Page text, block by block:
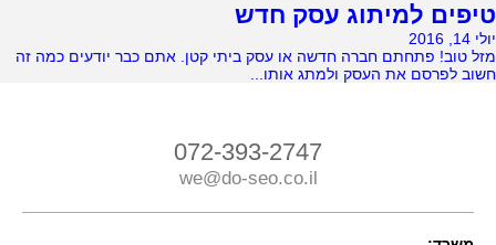
‫טיפים למיתוג עסק חדש
יולי 14, 2016
מזל טוב! פתחתם חברה חדשה או עסק ביתי קטן. אתם כבר יודעים כמה זה
חשוב לפרסם את העסק ולמתג אותו...
072-393-2747
we@do-seo.co.il